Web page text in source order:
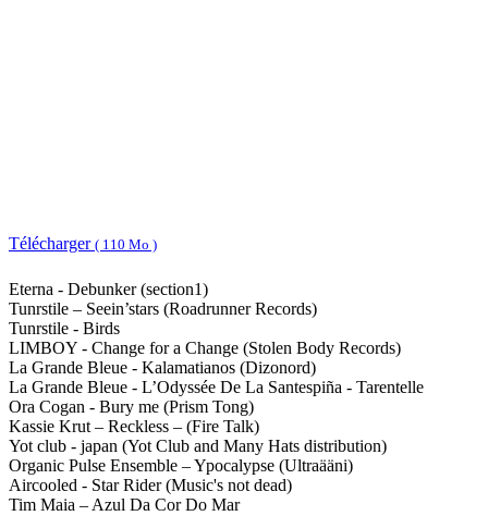
Télécharger ( 110 Mo )
Eterna - Debunker (section1)
Tunrstile – Seein’stars (Roadrunner Records)
Tunrstile - Birds
LIMBOY - Change for a Change (Stolen Body Records)
La Grande Bleue - Kalamatianos (Dizonord)
La Grande Bleue - L’Odyssée De La Santespiña - Tarentelle
Ora Cogan - Bury me (Prism Tong)
Kassie Krut – Reckless – (Fire Talk)
Yot club - japan (Yot Club and Many Hats distribution)
Organic Pulse Ensemble – Ypocalypse (Ultraääni)
Aircooled - Star Rider (Music's not dead)
Tim Maia – Azul Da Cor Do Mar